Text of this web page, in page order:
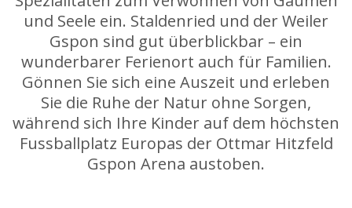
und Seele ein. Staldenried und der Weiler
Gspon sind gut überblickbar – ein
wunderbarer Ferienort auch für Familien.
Gönnen Sie sich eine Auszeit und erleben
Sie die Ruhe der Natur ohne Sorgen,
während sich Ihre Kinder auf dem höchsten
Fussballplatz Europas der Ottmar Hitzfeld
Gspon Arena austoben.